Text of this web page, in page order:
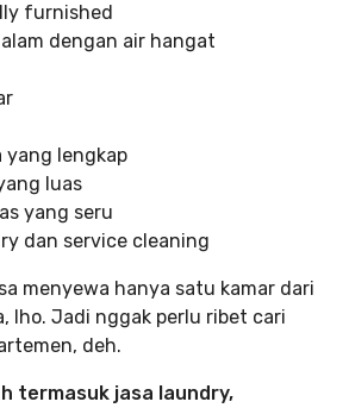
furnished
dengan air hangat
yang lengkap
luas
yang seru
dan service cleaning
menyewa hanya satu kamar dari
lho. Jadi nggak perlu ribet cari
deh.
termasuk jasa laundry,